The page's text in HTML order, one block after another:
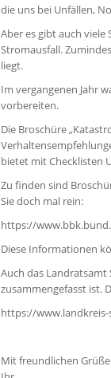
die uns bei Unfällen,
Aber es gibt auch viele
Stromausfall.
liegt.
Im vergangenen Jahr
vorbereiten.
Die Broschüre
bietet mit Checklisten
Zu finden sind
Sie doch mal rein:
https://
Diese Informationen
Auch das
zusammengefasst ist.
https://
Mit freundlichen